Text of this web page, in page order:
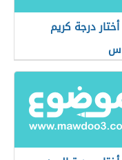
درجة كريم